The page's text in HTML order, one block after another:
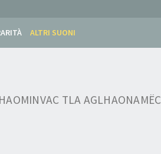
ALTRI SUONI
TLA AGLHAONAM​Ë​C